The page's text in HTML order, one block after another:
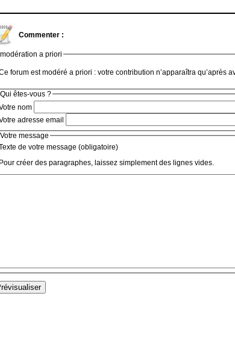
Commenter :
modération a priori
forum est modéré a priori : votre contribution n’apparaîtra qu’après
Qui êtes-vous ?
nom
adresse email
Votre message
de votre message (obligatoire)
Pour créer des paragraphes, laissez simplement des lignes vides.